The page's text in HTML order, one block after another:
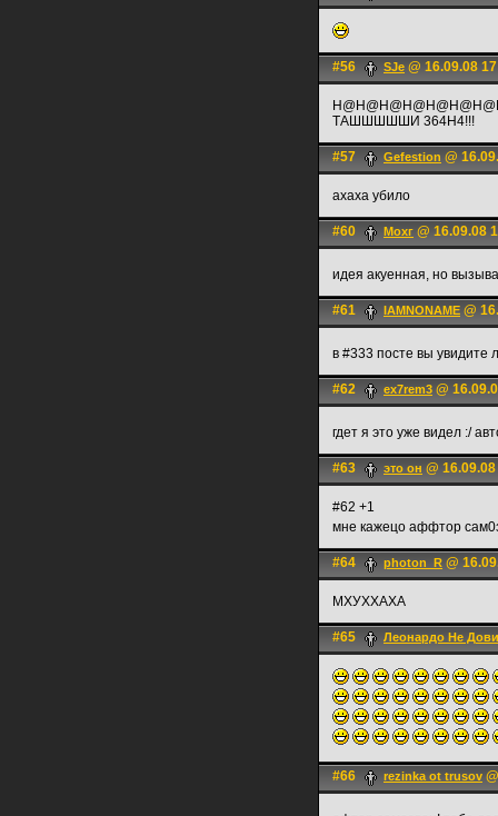
#56 SJe @ 16.09.08
ТАШШШШШИ 364Н4!!!
#57 Gefestion @
ахаха убило
#60 Мохг @ 16.09.08
идея акуенная, но
#61 IAMNONAME @
в #333 посте вы увидите
#62 ex7rem3 @
гдет я это уже видел :/
#63 это он @
#62 +1
мне кажецо аффтор
#64 photon_R @
МХУХХАХА
#65 Леонардо Не
#66 rezinka ot trusov